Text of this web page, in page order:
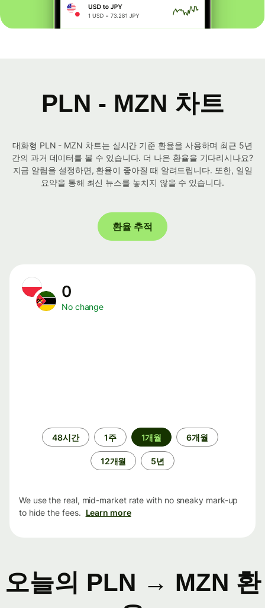
PLN - MZN 차트
대화형 PLN - MZN 차트는 실시간 기준 환율을 사용하며 최근 5년
간의 과거 데이터를 볼 수 있습니다. 더 나은 환율을 기다리시나요?
지금 알림을 설정하면, 환율이 좋아질 때 알려드립니다. 또한, 일일
요약을 통해 최신 뉴스를 놓치지 않을 수 있습니다.
환율 추적
0
No change
48시간 1주 1개월 6개월
12개월 5년
We use the real, mid-market rate with no sneaky mark-up
to hide the fees. Learn more
오늘의 PLN → MZN 환